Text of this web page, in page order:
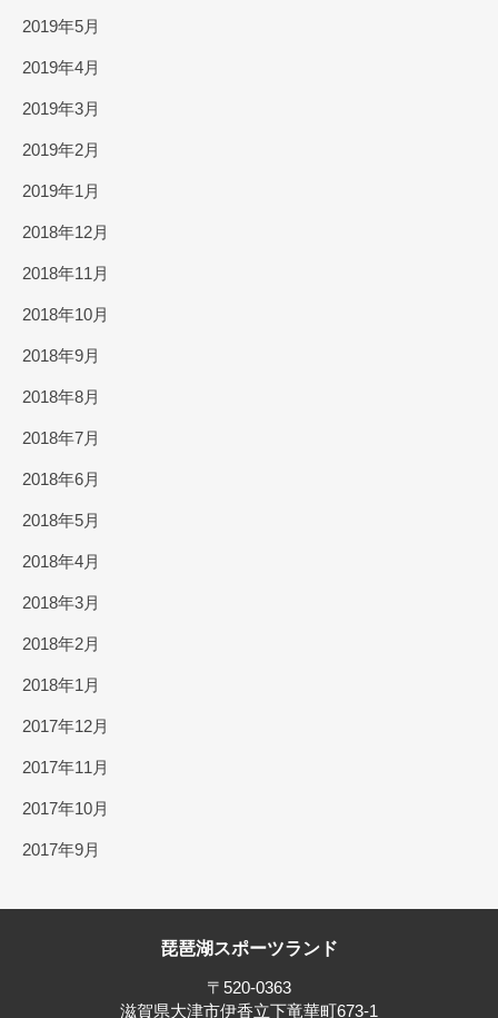
2019年5月
2019年4月
2019年3月
2019年2月
2019年1月
2018年12月
2018年11月
2018年10月
2018年9月
2018年8月
2018年7月
2018年6月
2018年5月
2018年4月
2018年3月
2018年2月
2018年1月
2017年12月
2017年11月
2017年10月
2017年9月
琵琶湖スポーツランド
〒520-0363
滋賀県大津市伊香立下竜華町673-1